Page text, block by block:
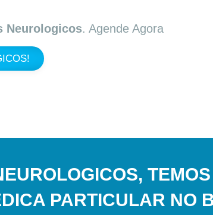
Neurologicos. Agende Agora
PARTICULAR NO